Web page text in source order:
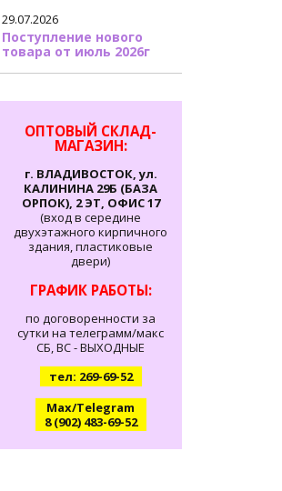
29.07.2026
Поступление нового
товара от июль 2026г
ОПТОВЫЙ СКЛАД-
МАГАЗИН:
г. ВЛАДИВОСТОК, ул.
КАЛИНИНА 29Б (БАЗА
ОРПОК), 2 ЭТ, ОФИС 17
(вход в середине
двухэтажного кирпичного
здания, пластиковые
двери)
ГРАФИК РАБОТЫ:
по договоренности за
сутки на телеграмм/макс
СБ, ВС - ВЫХОДНЫЕ
тел: 269-69-52
Max/Telegram
8 (902) 483-69-52